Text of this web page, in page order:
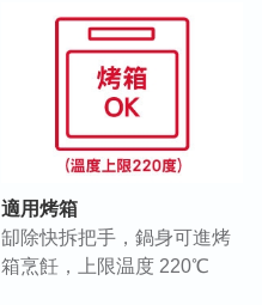
適用烤箱
缷除快拆把手，鍋身可進烤
箱烹飪，上限温度 220℃